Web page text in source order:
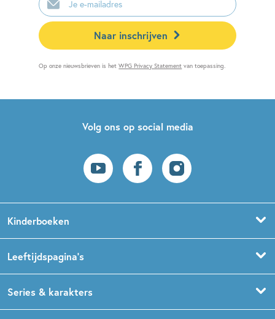
mailadres
Naar inschrijven
Op onze nieuwsbrieven is hetWPG Privacy Statement van toepassing.
Volg ons op social media
Kinderboeken
Prentenboeken
Leeftijdspagina’s
Boekentips 1,5 - 3 jaar
Series & karakters